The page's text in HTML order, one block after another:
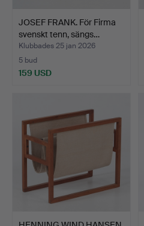
JOSEF FRANK. För Firma
svenskt tenn, sängs…
Klubbades 25 jan 2026
5 bud
159 USD